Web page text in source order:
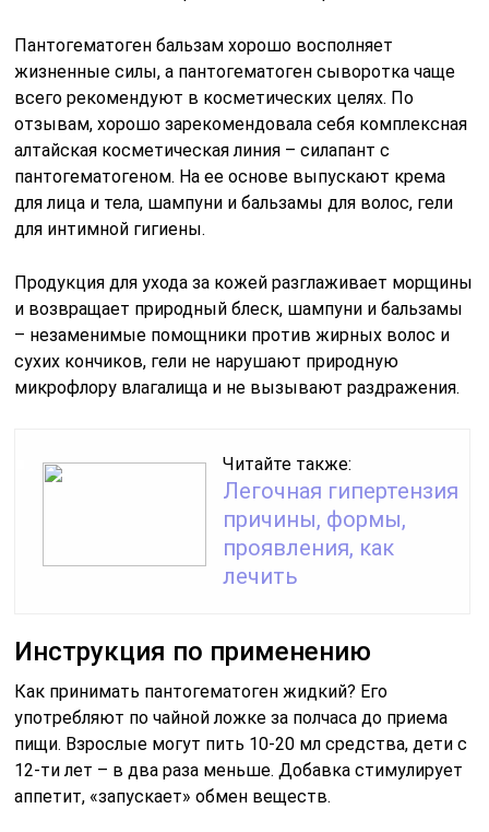
Пантогематоген бальзам хорошо восполняет
жизненные силы, а пантогематоген сыворотка чаще
всего рекомендуют в косметических целях. По
отзывам, хорошо зарекомендовала себя комплексная
алтайская косметическая линия – силапант с
пантогематогеном. На ее основе выпускают крема
для лица и тела, шампуни и бальзамы для волос, гели
для интимной гигиены.
Продукция для ухода за кожей разглаживает морщины
и возвращает природный блеск, шампуни и бальзамы
– незаменимые помощники против жирных волос и
сухих кончиков, гели не нарушают природную
микрофлору влагалища и не вызывают раздражения.
Читайте также:
Легочная гипертензия
причины, формы,
проявления, как
лечить
Инструкция по применению
Как принимать пантогематоген жидкий? Его
употребляют по чайной ложке за полчаса до приема
пищи. Взрослые могут пить 10-20 мл средства, дети с
12-ти лет – в два раза меньше. Добавка стимулирует
аппетит, «запускает» обмен веществ.